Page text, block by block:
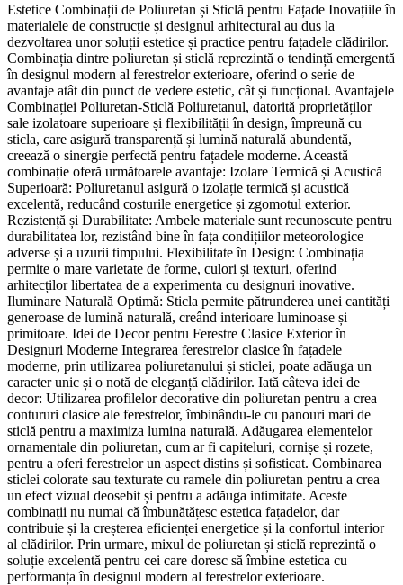
Estetice Combinații de Poliuretan și Sticlă pentru Fațade Inovațiile în
materialele de construcție și designul arhitectural au dus la
dezvoltarea unor soluții estetice și practice pentru fațadele clădirilor.
Combinația dintre poliuretan și sticlă reprezintă o tendință emergentă
în designul modern al ferestrelor exterioare, oferind o serie de
avantaje atât din punct de vedere estetic, cât și funcțional. Avantajele
Combinației Poliuretan-Sticlă Poliuretanul, datorită proprietăților
sale izolatoare superioare și flexibilității în design, împreună cu
sticla, care asigură transparență și lumină naturală abundentă,
creează o sinergie perfectă pentru fațadele moderne. Această
combinație oferă următoarele avantaje: Izolare Termică și Acustică
Superioară: Poliuretanul asigură o izolație termică și acustică
excelentă, reducând costurile energetice și zgomotul exterior.
Rezistență și Durabilitate: Ambele materiale sunt recunoscute pentru
durabilitatea lor, rezistând bine în fața condițiilor meteorologice
adverse și a uzurii timpului. Flexibilitate în Design: Combinația
permite o mare varietate de forme, culori și texturi, oferind
arhitecților libertatea de a experimenta cu designuri inovative.
Iluminare Naturală Optimă: Sticla permite pătrunderea unei cantități
generoase de lumină naturală, creând interioare luminoase și
primitoare. Idei de Decor pentru Ferestre Clasice Exterior în
Designuri Moderne Integrarea ferestrelor clasice în fațadele
moderne, prin utilizarea poliuretanului și sticlei, poate adăuga un
caracter unic și o notă de eleganță clădirilor. Iată câteva idei de
decor: Utilizarea profilelor decorative din poliuretan pentru a crea
contururi clasice ale ferestrelor, îmbinându-le cu panouri mari de
sticlă pentru a maximiza lumina naturală. Adăugarea elementelor
ornamentale din poliuretan, cum ar fi capiteluri, cornișe și rozete,
pentru a oferi ferestrelor un aspect distins și sofisticat. Combinarea
sticlei colorate sau texturate cu ramele din poliuretan pentru a crea
un efect vizual deosebit și pentru a adăuga intimitate. Aceste
combinații nu numai că îmbunătățesc estetica fațadelor, dar
contribuie și la creșterea eficienței energetice și la confortul interior
al clădirilor. Prin urmare, mixul de poliuretan și sticlă reprezintă o
soluție excelentă pentru cei care doresc să îmbine estetica cu
performanța în designul modern al ferestrelor exterioare.